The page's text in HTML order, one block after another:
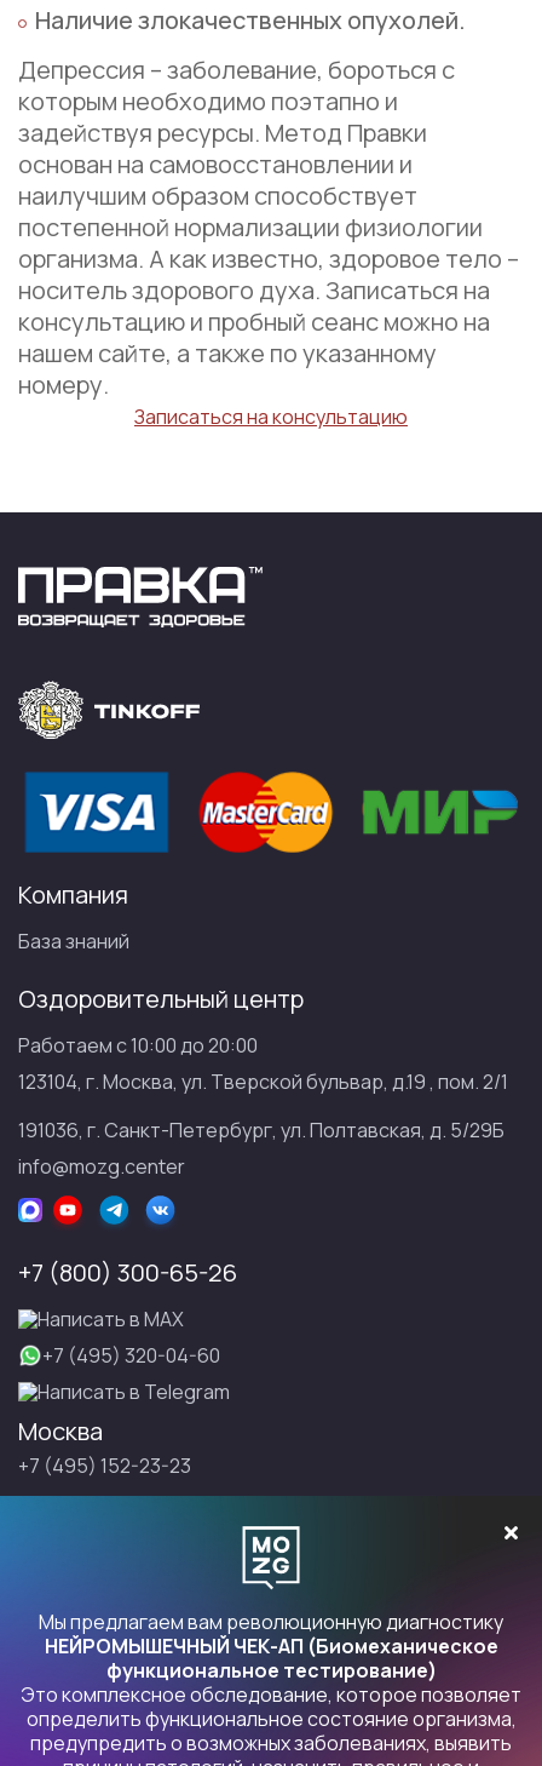
Наличие злокачественных опухолей.
Депрессия – заболевание, бороться с
которым необходимо поэтапно и
задействуя ресурсы. Метод Правки
основан на самовосстановлении и
наилучшим образом способствует
постепенной нормализации физиологии
организма. А как известно, здоровое тело –
носитель здорового духа. Записаться на
консультацию и пробный сеанс можно на
нашем сайте, а также по указанному
номеру.
Записаться на консультацию
Компания
База знаний
Оздоровительный центр
Работаем с 10:00 до 20:00
123104, г. Москва, ул. Тверской бульвар, д.19 , пом. 2/1
191036, г. Санкт-Петербург, ул. Полтавская, д. 5/29Б
info@mozg.center
+7 (800) 300-65-26
Написать в МАХ
+7 (495) 320-04-60
Написать в Telegram
Москва
+7 (495) 152-23-23
Санкт-Петербург
Продукты Правка
Мы предлагаем вам революционную диагностику
НЕЙРОМЫШЕЧНЫЙ ЧЕК-АП (Биомеханическое
функциональное тестирование)
Это комплексное обследование, которое позволяет
определить функциональное состояние организма,
предупредить о возможных заболеваниях, выявить